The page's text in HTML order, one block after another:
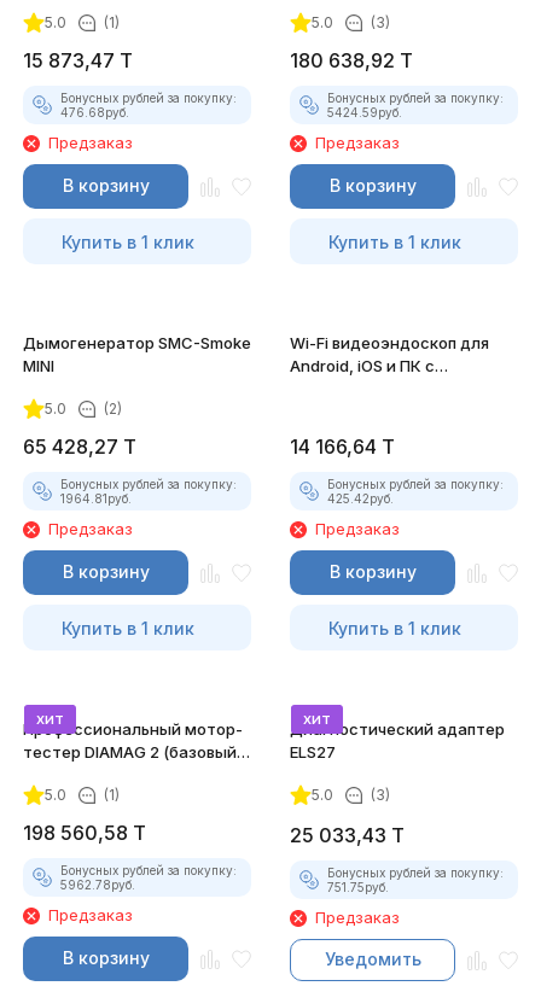
5.0 (1)
15 873,47 T
Бонусных рублей за покупку:
476.68руб.
Предзаказ
В корзину
Купить в 1 клик
5.0 (3)
180 638,92 T
Бонусных рублей за покупку:
5424.59руб.
Предзаказ
В корзину
Купить в 1 клик
Дымогенератор SMC-Smoke
MINI
5.0 (2)
65 428,27 T
Бонусных рублей за покупку:
1964.81руб.
Предзаказ
В корзину
Купить в 1 клик
Wi-Fi видеоэндоскоп для
Android, iOS и ПК с
14 166,64 T
Бонусных рублей за покупку:
425.42руб.
Предзаказ
В корзину
Купить в 1 клик
хит
Профессиональный мотор-
тестер DIAMAG 2 (базовый
5.0 (1)
198 560,58 T
Бонусных рублей за покупку:
5962.78руб.
Предзаказ
В корзину
хит
Диагностический адаптер
ELS27
5.0 (3)
25 033,43 T
Бонусных рублей за покупку:
751.75руб.
Предзаказ
Уведомить